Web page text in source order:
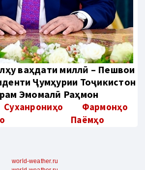
ваҳдати миллӣ – Пешвои
Ҷумҳурии Тоҷикистон
Эмомалӣ Раҳмон
Суханрониҳо
Фармонҳо
Паёмҳо
world-weather.ru